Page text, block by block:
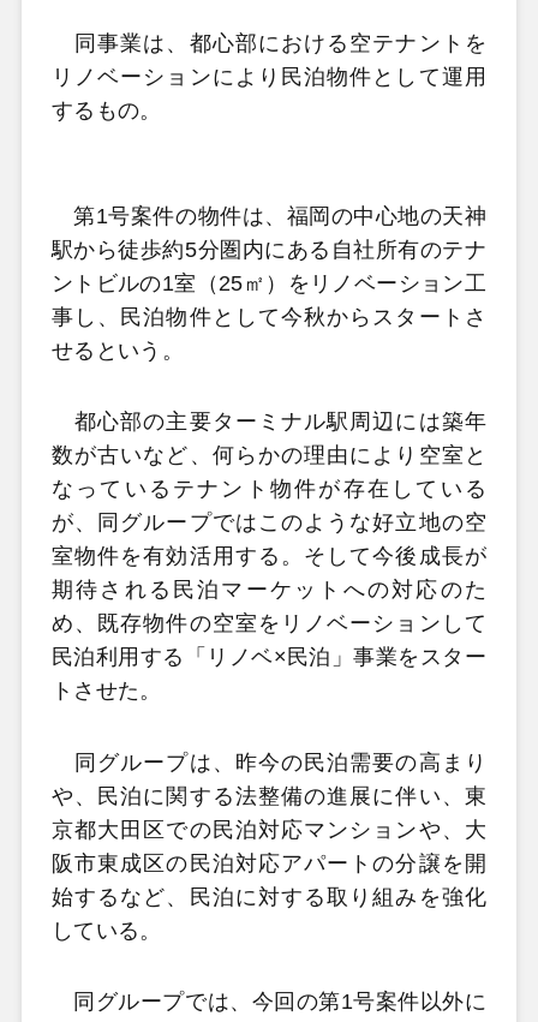
同事業は、都心部における空テナントを
リノベーションにより民泊物件として運用
するもの。
第1号案件の物件は、福岡の中心地の天神
駅から徒歩約5分圏内にある自社所有のテナ
ントビルの1室（25㎡）をリノベーション工
事し、民泊物件として今秋からスタートさ
せるという。
都心部の主要ターミナル駅周辺には築年
数が古いなど、何らかの理由により空室と
なっているテナント物件が存在している
が、同グループではこのような好立地の空
室物件を有効活用する。そして今後成長が
期待される民泊マーケットへの対応のた
め、既存物件の空室をリノベーションして
民泊利用する「リノベ×民泊」事業をスター
トさせた。
同グループは、昨今の民泊需要の高まり
や、民泊に関する法整備の進展に伴い、東
京都大田区での民泊対応マンションや、大
阪市東成区の民泊対応アパートの分譲を開
始するなど、民泊に対する取り組みを強化
している。
同グループでは、今回の第1号案件以外に